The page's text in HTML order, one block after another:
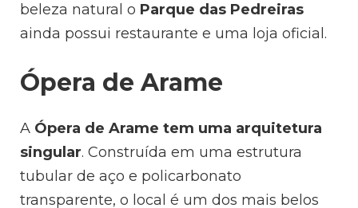
beleza natural o Parque das Pedreiras
ainda possui restaurante e uma loja oficial.
Ópera de Arame
A Ópera de Arame tem uma arquitetura
singular. Construída em uma estrutura
tubular de aço e policarbonato
transparente, o local é um dos mais belos